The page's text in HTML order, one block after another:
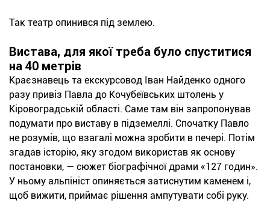
Так театр опинився під землею.
Вистава, для якої треба було спуститися
на 40 метрів
Краєзнавець та екскурсовод Іван Найденко одного
разу привіз Павла до Кочубеївських штолень у
Кіровоградській області. Саме там він запропонував
подумати про виставу в підземеллі. Спочатку Павло
не розумів, що взагалі можна зробити в печері. Потім
згадав історію, яку згодом використав як основу
постановки, — сюжет біографічної драми «127 годин».
У ньому альпініст опиняється затиснутим каменем і,
щоб вижити, приймає рішення ампутувати собі руку.